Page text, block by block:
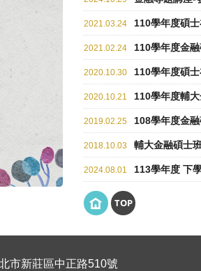
2021.03.24 110學年度碩
2021.02.24 110學年度金
2020.10.30 110學年度碩
2020.10.21 110學年度輔
2019.02.25 108學年度金
2018.10.03 輔大金融碩士
2024.08.01 113學年度 下
TOP
市新莊區中正路510號